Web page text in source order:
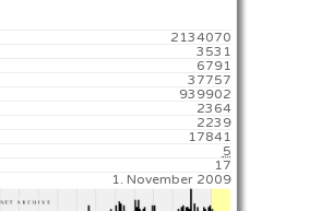
2134070
3531
6791
37757
939902
2364️
2239
17841️
5
17
1. November 2009